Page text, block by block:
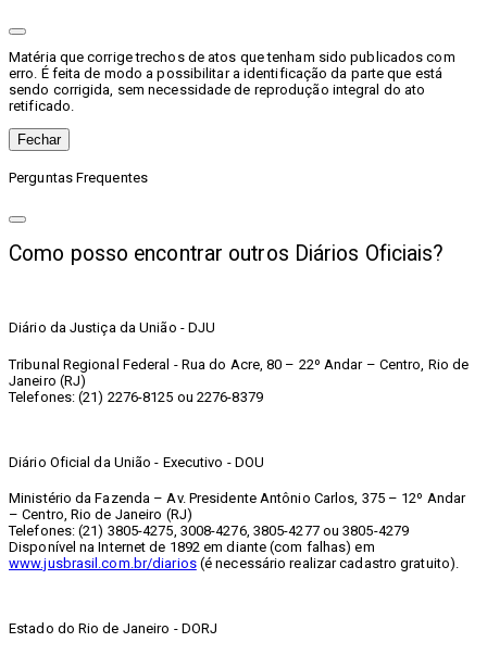
Matéria que corrige trechos de atos que tenham sido publicados com
erro. É feita de modo a possibilitar a identificação da parte que está
sendo corrigida, sem necessidade de reprodução integral do ato
retificado.
Fechar
Perguntas Frequentes
Como posso encontrar outros Diários Oficiais?
Diário da Justiça da União - DJU
Tribunal Regional Federal - Rua do Acre, 80 – 22º Andar – Centro, Rio de
Janeiro (RJ)
Telefones: (21) 2276-8125 ou 2276-8379
Diário Oficial da União - Executivo - DOU
Ministério da Fazenda – Av. Presidente Antônio Carlos, 375 – 12º Andar
– Centro, Rio de Janeiro (RJ)
Telefones: (21) 3805-4275, 3008-4276, 3805-4277 ou 3805-4279
Disponível na Internet de 1892 em diante (com falhas) em
www.jusbrasil.com.br/diarios(é necessário realizar cadastro gratuito).
Estado do Rio de Janeiro - DORJ